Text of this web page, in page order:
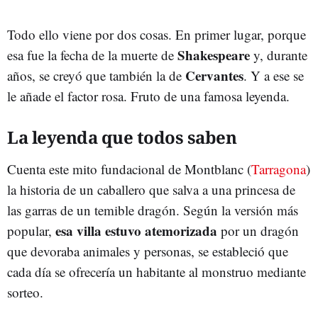
Todo ello viene por dos cosas. En primer lugar, porque
esa fue la fecha de la muerte de Shakespeare y, durante
años, se creyó que también la de Cervantes. Y a ese se
le añade el factor rosa. Fruto de una famosa leyenda.
La leyenda que todos saben
Cuenta este mito fundacional de Montblanc (Tarragona)
la historia de un caballero que salva a una princesa de
las garras de un temible dragón. Según la versión más
popular, esa villa estuvo atemorizada por un dragón
que devoraba animales y personas, se estableció que
cada día se ofrecería un habitante al monstruo mediante
sorteo.